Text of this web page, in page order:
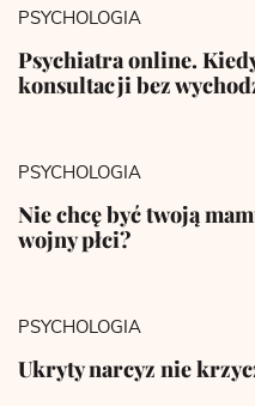
PSYCHOLOGIA
Psychiatra online.
konsultacji bez
PSYCHOLOGIA
Nie chcę być twoją
wojny płci?
PSYCHOLOGIA
Ukryty narcyz nie